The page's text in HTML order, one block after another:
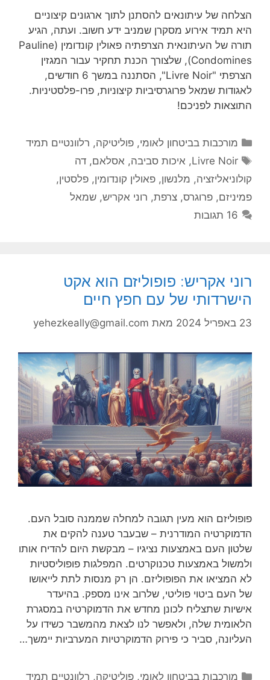
הצלחה של עיתונאים להסתנן לתוך ארגונים קיצוניים
היא תמיד אירוע מסקרן שמניב ידע חשוב. ועתה, הגיע
תורה של העיתונאית הצרפתיה פאולין קונדומין (Pauline
Condomines), שלצורך הכנת תחקיר עבור המגזין
הצרפתי "Livre Noir", הסתננה במשך 6 חודשים,
לאגודות שמאל פרוגרסיביות קיצוניות, פרו-פלסטיניות.
התוצאות לפניכם!
קטגוריות
מורכבות בביטחון לאומי,פוליטיקה, רלוונטיים תמיד
תגיות
Livre Noir
, איכות סביבה, אסלאם,דה
קולוניאליזציה, מלנשון, פאולין קונדומין, פלסטין,
פמיניזם, פרוגרס, צרפת, רוני אקריש, שמאל
16 תגובות
רוני אקריש: פופוליזם הוא אקט
הישרדותי של עם חפץ חיים
23 באפריל 2024 מאת yehezkeally@gmail.com
פופוליזם הוא מעין תגובה למחלה שממנה סובל העם.
הדמוקרטיה המודרנית – שבעבר טענה להקים את
שלטון העם באמצעות נציגיו – מבקשת היום להדיח אותו
ולמשול באמצעות טכנוקרטים. המפלגות פופוליסטיות
לא המציאו את הפופוליזם. הן רק מנסות לתת לייאושו
של העם ביטוי פוליטי, שלרוב אינו מספק. בהיעדר
אישיות שתצליח לכונן מחדש את הדמוקרטיה במסגרת
הלאומית שלה, ולאפשר לנו לצאת מהמשבר כשידו על
העליונה, סביר כי פירוק הדמוקרטיות המערביות יימשך…
קטגוריות
מורכבות בביטחון לאומי,פוליטיקה, רלוונטיים תמיד